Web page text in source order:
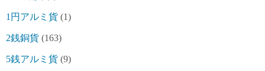
1円アルミ貨 (1)
2銭銅貨 (163)
5銭アルミ貨 (9)